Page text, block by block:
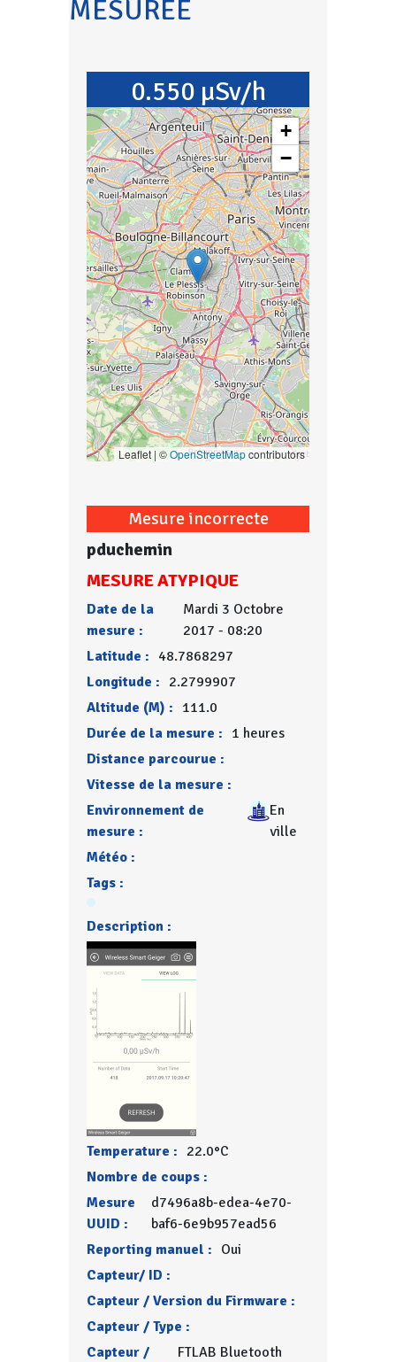
MESURÉE
0.550 µSv/h
+
−
Leaflet | ©OpenStreetMapcontributors
Mesure incorrecte
pduchemin
MESURE ATYPIQUE
Date de la
mesure :
Mardi 3 Octobre
2017 - 08:20
Latitude : 48.7868297
Longitude : 2.2799907
Altitude (M) : 111.0
Durée de la mesure : 1 heures
Distance parcourue :
Vitesse de la mesure :
Environnement de
mesure :
En
ville
Météo :
Tags :
Description :
Temperature : 22.0°C
Nombre de coups :
Mesure
UUID :
d7496a8b-edea-4e70-
baf6-6e9b957ead56
Reporting manuel : Oui
Capteur/ ID :
Capteur / Version du Firmware :
Capteur / Type :
Capteur /
FTLAB Bluetooth